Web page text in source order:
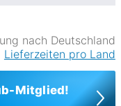
nach Deutschland
Lieferzeiten pro Land
Mitglied!